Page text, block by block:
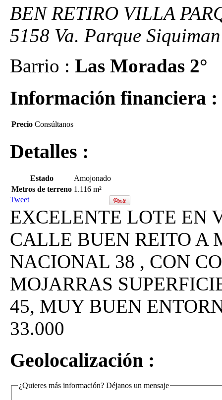
BEN RETIRO VILLA
5158 Va. Parque Siquiman
Barrio : Las Moradas 2°
Información financiera :
Precio Consúltanos
Detalles :
Estado
Amojonado
Metros de terreno 1.116 m²
Tweet
EXCELENTE LOTE EN
CALLE BUEN REITO A
NACIONAL 38 , CON
MOJARRAS
45, MUY BUEN
33.000
Geolocalización :
¿Quieres más información? Déjanos un mensaje